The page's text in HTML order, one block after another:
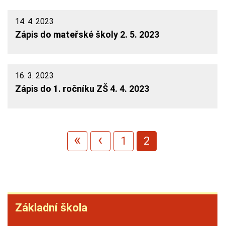
Základní
škola
Základní škola
14. 4. 2023
Zápis do mateřské školy 2. 5. 2023
16. 3. 2023
Zápis do 1. ročníku ZŠ 4. 4. 2023
First page
« Předchozí stránka
‹ Page
1
Aktuální
stránka
2